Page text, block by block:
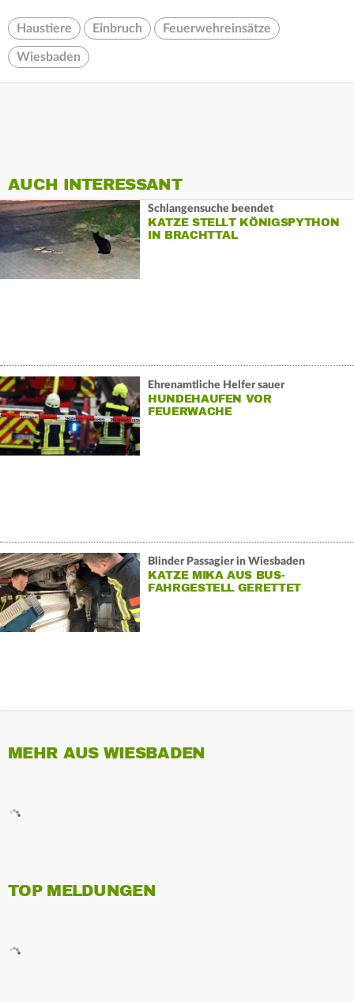
Haustiere Einbruch Feuerwehreinsätze
Wiesbaden
AUCH INTERESSANT
Schlangensuche beendet
KATZE STELLT KÖNIGSPYTHON
IN BRACHTTAL
Ehrenamtliche Helfer sauer
HUNDEHAUFEN VOR
FEUERWACHE
Blinder Passagier in Wiesbaden
KATZE MIKA AUS BUS-
FAHRGESTELL GERETTET
MEHR AUS WIESBADEN
TOP MELDUNGEN